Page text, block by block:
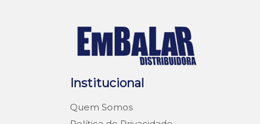
Institucional
Quem Somos